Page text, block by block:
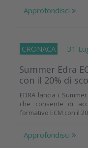
Approfondisci
CRONACA 31
Summer Edra
con il 20% di
EDRA lancia i
che consente di
formativo ECM con il
Approfondisci